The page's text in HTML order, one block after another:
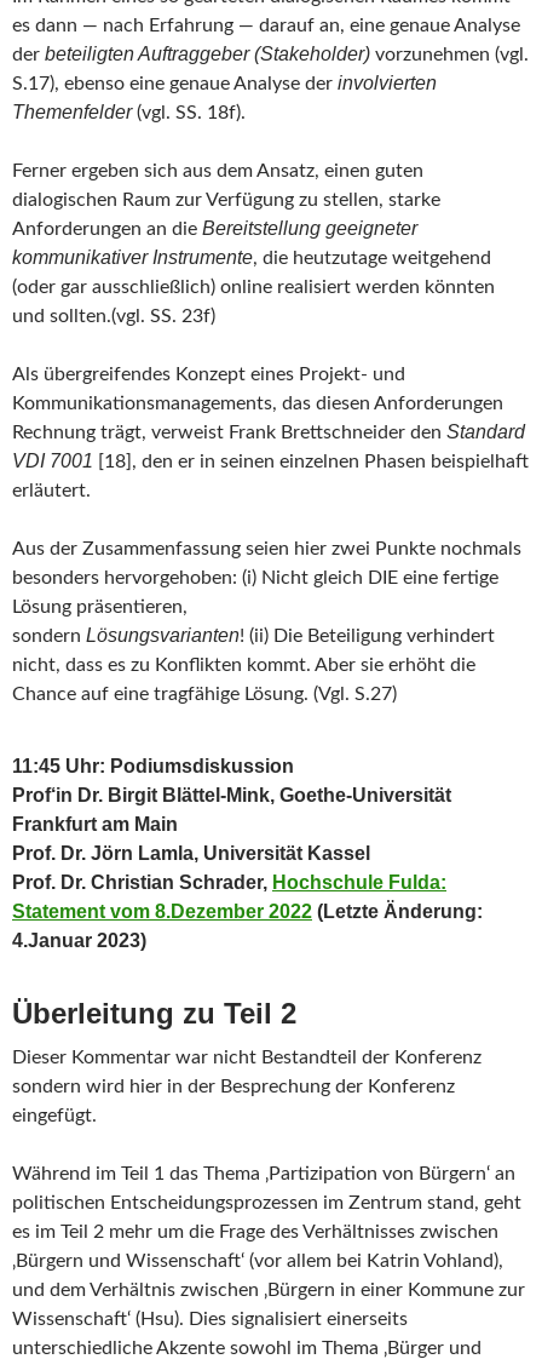
es dann — nach Erfahrung — darauf an, eine genaue Analyse
der beteiligten Auftraggeber (Stakeholder) vorzunehmen (vgl.
S.17), ebenso eine genaue Analyse der involvierten
Themenfelder(vgl. SS. 18f).
Ferner ergeben sich aus dem Ansatz, einen guten
dialogischen Raum zur Verfügung zu stellen, starke
Anforderungen an die Bereitstellung geeigneter
kommunikativer Instrumente, die heutzutage weitgehend
(oder gar ausschließlich) online realisiert werden könnten
und sollten.(vgl. SS. 23f)
Als übergreifendes Konzept eines Projekt- und
Kommunikationsmanagements, das diesen Anforderungen
Rechnung trägt, verweist Frank Brettschneider den Standard
VDI 7001 [18], den er in seinen einzelnen Phasen beispielhaft
erläutert.
Aus der Zusammenfassung seien hier zwei Punkte nochmals
besonders hervorgehoben: (i) Nicht gleich DIE eine fertige
Lösung präsentieren,
sondern Lösungsvarianten! (ii) Die Beteiligung verhindert
nicht, dass es zu Konflikten kommt. Aber sie erhöht die
Chance auf eine tragfähige Lösung. (Vgl. S.27)
11:45 Uhr: Podiumsdiskussion
Prof‘in Dr. Birgit Blättel-Mink, Goethe-Universität
Frankfurt am Main
Prof. Dr. Jörn Lamla, Universität Kassel
Prof. Dr. Christian Schrader, Hochschule Fulda:
Statement vom 8.Dezember 2022 (Letzte Änderung:
4.Januar 2023)
Überleitung zu Teil 2
Dieser Kommentar war nicht Bestandteil der Konferenz
sondern wird hier in der Besprechung der Konferenz
eingefügt.
Während im Teil 1 das Thema ‚Partizipation von Bürgern‘ an
politischen Entscheidungsprozessen im Zentrum stand, geht
es im Teil 2 mehr um die Frage des Verhältnisses zwischen
‚Bürgern und Wissenschaft‘ (vor allem bei Katrin Vohland),
und dem Verhältnis zwischen ‚Bürgern in einer Kommune zur
Wissenschaft‘ (Hsu). Dies signalisiert einerseits
unterschiedliche Akzente sowohl im Thema ‚Bürger und